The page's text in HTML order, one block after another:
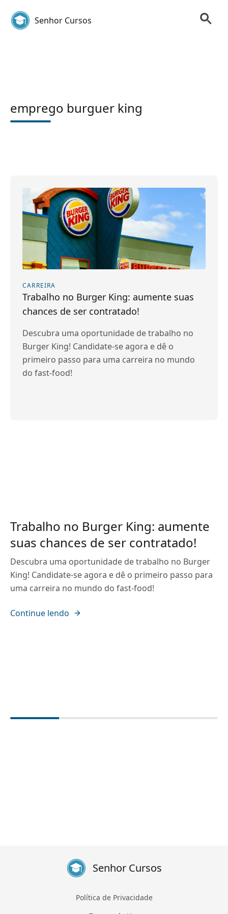
Senhor Cursos
emprego burguer king
CARREIRA
Trabalho no Burger King: aumente suas
chances de ser contratado!
Descubra uma oportunidade de trabalho no
Burger King! Candidate-se agora e dê o
primeiro passo para uma carreira no mundo
do fast-food!
Trabalho no Burger King: aumente
suas chances de ser contratado!
Descubra uma oportunidade de trabalho no Burger
King! Candidate-se agora e dê o primeiro passo para
uma carreira no mundo do fast-food!
Continue lendo
Senhor Cursos
Política de Privacidade